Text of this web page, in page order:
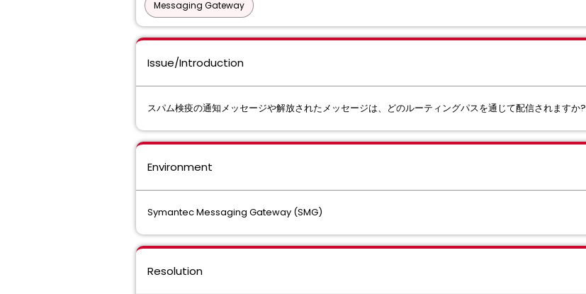
Messaging Gateway
Issue/Introduction
スパム検疫の通知メッセージや解放されたメッセージは、どのルーティングパスを通じて配信されますか?
Environment
Symantec Messaging Gateway (SMG)
Resolution